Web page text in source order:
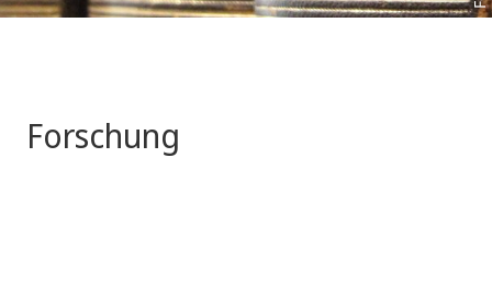
Forschung